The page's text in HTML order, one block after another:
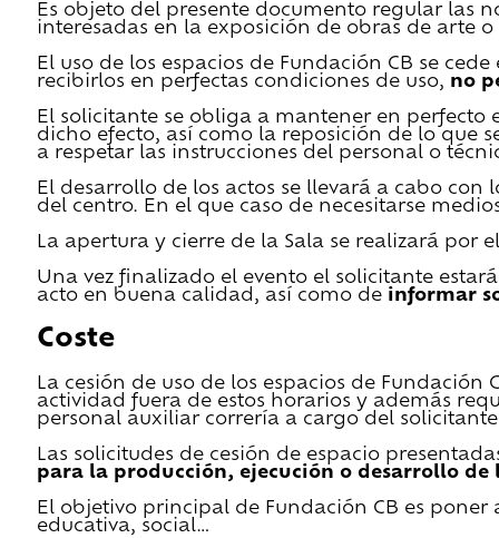
Es objeto del presente documento regular las
interesadas en la exposición de obras de arte
El uso de los espacios de Fundación CB se
recibirlos en perfectas condiciones de uso, no
El solicitante se obliga a mantener en perfecto
dicho efecto, así como la reposición de lo que
a respetar las instrucciones del personal o
El desarrollo de los actos se llevará a cabo
del centro. En el que caso de necesitarse
La apertura y cierre de la Sala se realizará por
Una vez finalizado el evento el solicitante
acto en buena calidad, así como de informar
Coste
La cesión de uso de los espacios de
actividad fuera de estos horarios y además
personal auxiliar correría a cargo del
Las solicitudes de cesión de espacio
para la producción, ejecución o desarrollo de
El objetivo principal de Fundación CB es
educativa, social…